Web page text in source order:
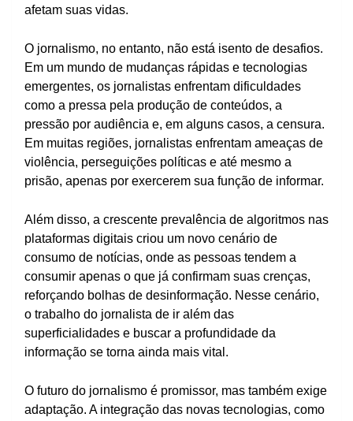
afetam suas vidas.
O jornalismo, no entanto, não está isento de desafios.
Em um mundo de mudanças rápidas e tecnologias
emergentes, os jornalistas enfrentam dificuldades
como a pressa pela produção de conteúdos, a
pressão por audiência e, em alguns casos, a censura.
Em muitas regiões, jornalistas enfrentam ameaças de
violência, perseguições políticas e até mesmo a
prisão, apenas por exercerem sua função de informar.
Além disso, a crescente prevalência de algoritmos nas
plataformas digitais criou um novo cenário de
consumo de notícias, onde as pessoas tendem a
consumir apenas o que já confirmam suas crenças,
reforçando bolhas de desinformação. Nesse cenário,
o trabalho do jornalista de ir além das
superficialidades e buscar a profundidade da
informação se torna ainda mais vital.
O futuro do jornalismo é promissor, mas também exige
adaptação. A integração das novas tecnologias, como